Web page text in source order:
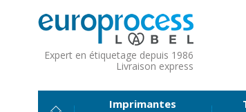
Expert en étiquetage depuis 1986
Livraison express
Imprimantes